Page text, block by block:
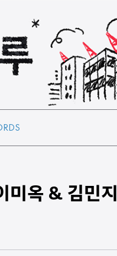
미옥 & 김민지